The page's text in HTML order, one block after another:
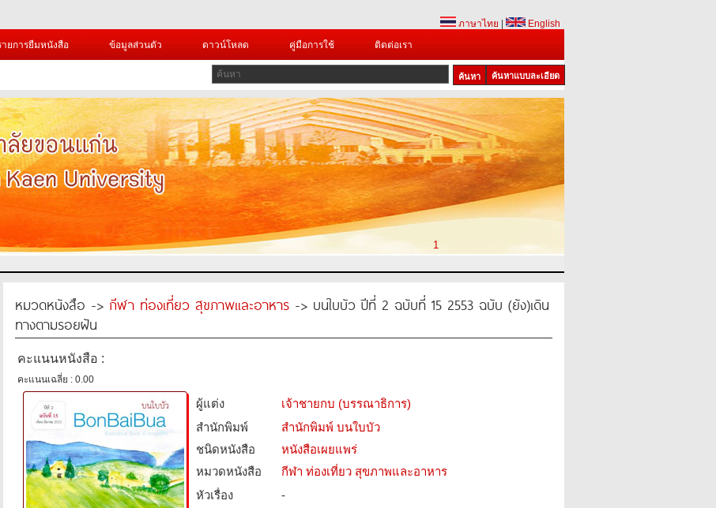
ภาษาไทย
English
ายการยืมหนังสือ ข้อมูลส่วนตัว ดาวน์โหลด คู่มือการใช้ ติดต่อเรา
ค้นหาแบบละเอียด
1
หมวดหนังสือ -> กีฬา ท่องเที่ยว สุขภาพและอาหาร -> บนใบบัว ปีที่ 2 ฉบับที่ 15 2553 ฉบับ (ยัง)เดิน
ทางตามรอยฝัน
คะแนนหนังสือ :
คะแนนเฉลี่ย : 0.00
ผู้แต่ง
เจ้าชายกบ (บรรณาธิการ)
สำนักพิมพ์
สำนักพิมพ์ บนใบบัว
ชนิดหนังสือ­
หนังสือเผยแพร่
หมวดหนังสือ­
กีฬา ท่องเที่ยว สุขภาพและอาหาร
หัวเรื่อง
-